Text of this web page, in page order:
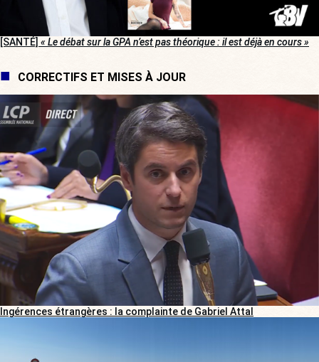
[SANTÉ] « Le débat sur la GPA n’est pas théorique : il est déjà en cours »
CORRECTIFS ET MISES À JOUR
Ingérences étrangères : la complainte de Gabriel Attal